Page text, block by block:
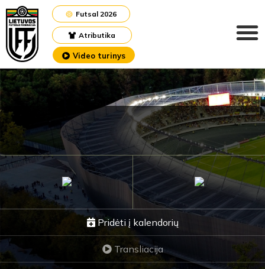
Atributika
Futsal 2026
Video turinys
Pridėti į kalendorių
Transliacija